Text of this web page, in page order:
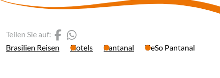
Brasilien Reisen Hotels Pantanal UeSo Pantanal
Teilen Sie auf: (Link öffnet einen neuen